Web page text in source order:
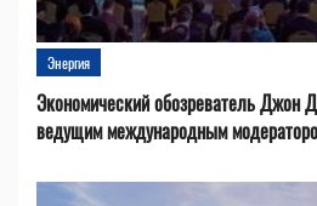
Энергия
Экономический обозреватель Джон
ведущим международным